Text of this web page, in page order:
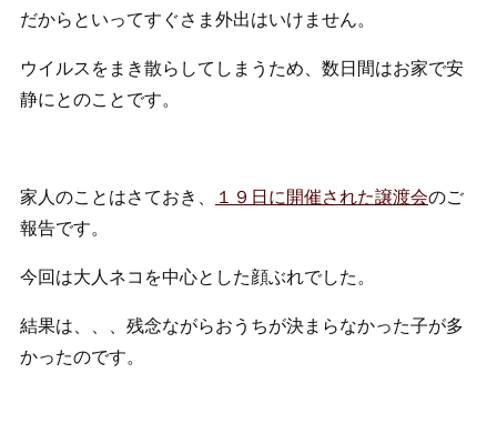
だからといってすぐさま外出はいけません。
ウイルスをまき散らしてしまうため、数日間はお家で安
静にとのことです。
家人のことはさておき、 １９日に開催された譲渡会のご
報告です。
今回は大人ネコを中心とした顔ぶれでした。
結果は、、、残念ながらおうちが決まらなかった子が多
かったのです。